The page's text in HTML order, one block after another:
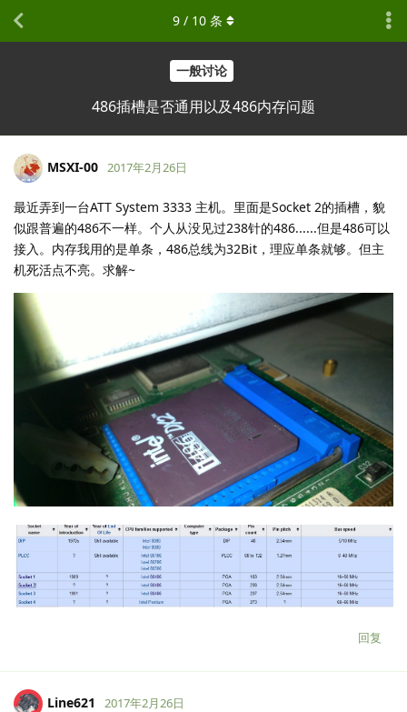
一般讨论
486插槽是否通用以及486内存问题
9 / 10 条
MSXI-00 2017年2月26日
最近弄到一台ATT System 3333 主机。里面是Socket 2的插槽，貌
似跟普遍的486不一样。个人从没见过238针的486......但是486可以
接入。内存我用的是单条，486总线为32Bit，理应单条就够。但主
机死活点不亮。求解~
回复
Line621 2017年2月26日